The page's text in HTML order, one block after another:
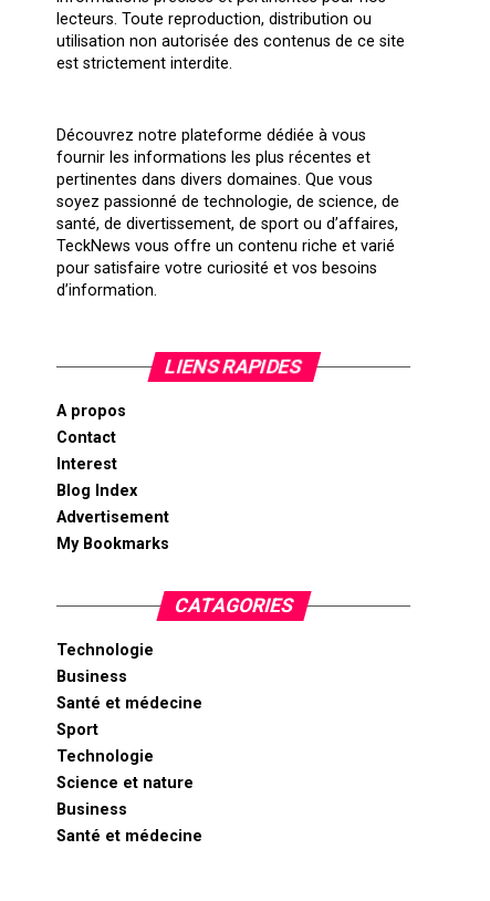
lecteurs. Toute reproduction, distribution ou
utilisation non autorisée des contenus de ce site
est strictement interdite.
Découvrez notre plateforme dédiée à vous
fournir les informations les plus récentes et
pertinentes dans divers domaines. Que vous
soyez passionné de technologie, de science, de
santé, de divertissement, de sport ou d’affaires,
TeckNews vous offre un contenu riche et varié
pour satisfaire votre curiosité et vos besoins
d’information.
LIENS RAPIDES
A propos
Contact
Interest
Blog Index
Advertisement
My Bookmarks
CATAGORIES
Technologie
Business
Santé et médecine
Sport
Technologie
Science et nature
Business
Santé et médecine